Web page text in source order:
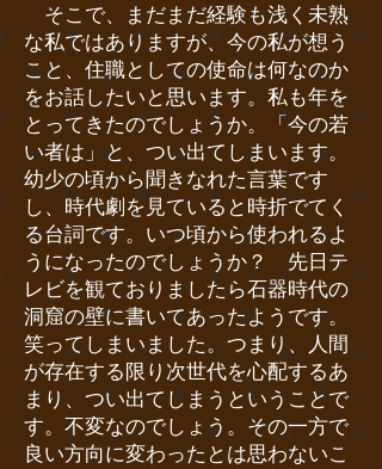
そこで、まだまだ経験も浅く未熟
な私ではありますが、今の私が想う
こと、住職としての使命は何なのか
をお話したいと思います。私も年を
とってきたのでしょうか。「今の若
い者は」と、つい出てしまいます。
幼少の頃から聞きなれた言葉です
し、時代劇を見ていると時折でてく
る台詞です。いつ頃から使われるよ
うになったのでしょうか？ 先日テ
レビを観ておりましたら石器時代の
洞窟の壁に書いてあったようです。
笑ってしまいました。つまり、人間
が存在する限り次世代を心配するあ
まり、つい出てしまうということで
す。不変なのでしょう。その一方で
良い方向に変わったとは思わないこ